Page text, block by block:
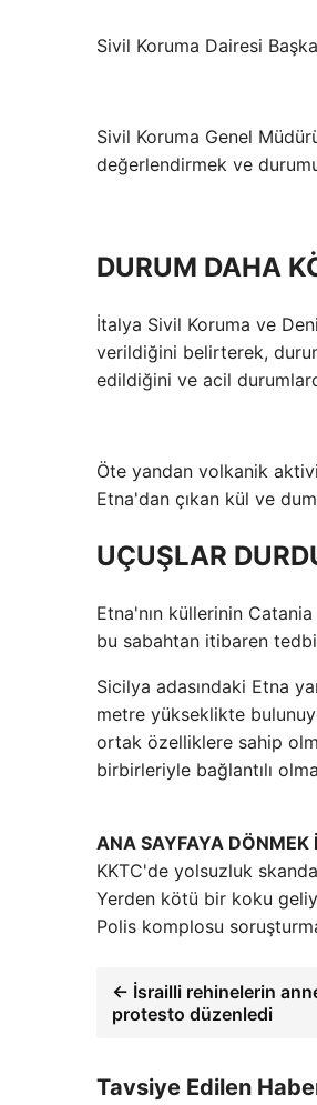
Sivil Koruma Dairesi
Sivil Koruma Genel
değerlendirmek ve
DURUM DAHA
İtalya Sivil Koruma ve
verildiğini belirterek,
edildiğini ve acil
Öte yandan volkanik
Etna'dan çıkan kül ve
UÇUŞLAR
Etna'nın küllerinin
bu sabahtan itibaren
Sicilya adasındaki Etna
metre yükseklikte
ortak özelliklere sahip
birbirleriyle bağlantılı
ANA SAYFAYA DÖNMEK
KKTC'de yolsuzluk
Yerden kötü bir koku
Polis komplosu
← İsrailli rehinelerin
protesto düzenledi
Tavsiye Edilen